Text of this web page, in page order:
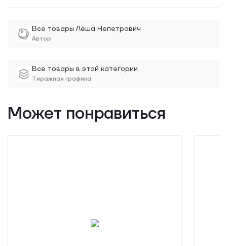
Все товары Лёша Непетрович
Автор
Все товары в этой категории
Тиражная графика
Может понравиться